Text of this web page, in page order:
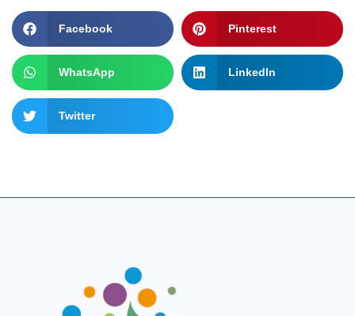
Facebook Pinterest
WhatsApp LinkedIn
Twitter